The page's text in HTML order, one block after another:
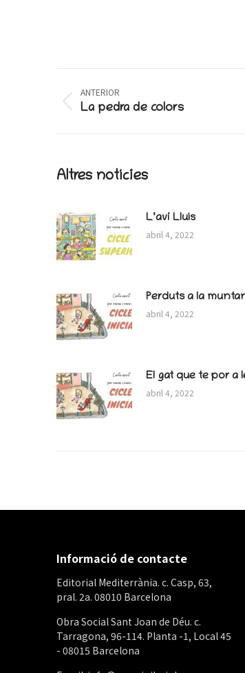
navigation
ANTERIOR
Previous
La pedra de colors
Altres notícies
L’avi Lluís
abril 4, 2022
Perduts a la
abril 4, 2022
El gat que te por a
abril 4, 2022
Informació de contacte
Editorial Mediterrània. c. Casp, 63,
pral. 2a. 08010 Barcelona
Obra Social Sant Joan de Déu. c.
Tarragona, 96-114. Planta -1, Local 45
- 08015 Barcelona